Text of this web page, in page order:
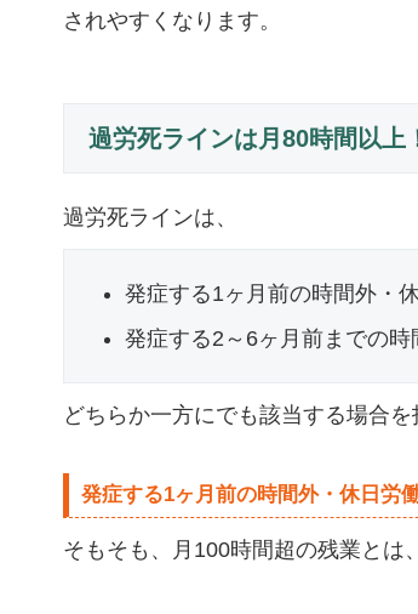
されやすくなります。
過労死ラインは月80時間以上
過労死ラインは、
発症する1ヶ月前の時間外・
発症する2～6ヶ月前までの
どちらか一方にでも該当する場合を
発症する1ヶ月前の時間外・休日労
そもそも、月100時間超の残業とは